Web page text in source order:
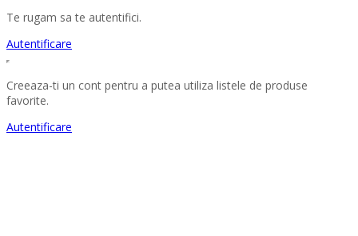
Te rugam sa te autentifici.
Autentificare
Creeaza-ti un cont pentru a putea utiliza listele de produse
favorite.
Autentificare